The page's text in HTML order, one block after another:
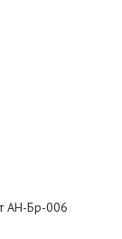
АН-Бр-006